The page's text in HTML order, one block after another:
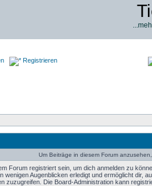
Registrieren
Um Beiträge in diesem Forum
Forum registriert sein, um dich anmelden zu
wenigen Augenblicken erledigt und ermöglicht dir,
zuzugreifen. Die Board-Administration kann